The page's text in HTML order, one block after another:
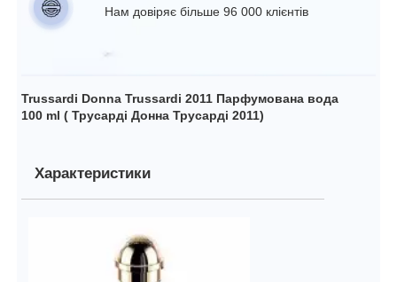
Нам довіряє більше 96 000 клієнтів
Trussardi Donna Trussardi 2011 Парфумована вода
100 ml ( Трусарді Донна Трусарді 2011)
Характеристики